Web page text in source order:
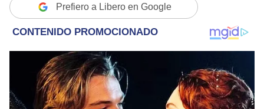
Prefiero a Libero en Google